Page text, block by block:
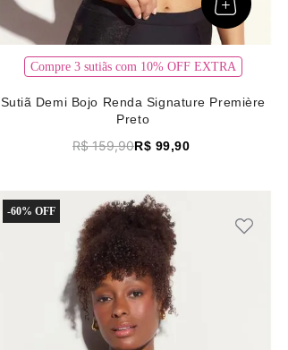
Compre 3 sutiãs com 10% OFF EXTRA
Sutiã Demi Bojo Renda Signature Première
Preto
R$ 159,90R$ 99,90
-60%